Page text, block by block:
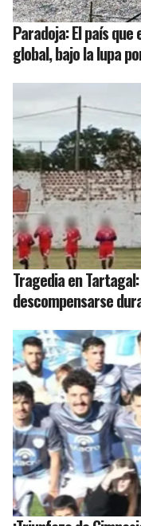
Paradoja: El país
global, bajo la lupa
Tragedia en
descompensarse